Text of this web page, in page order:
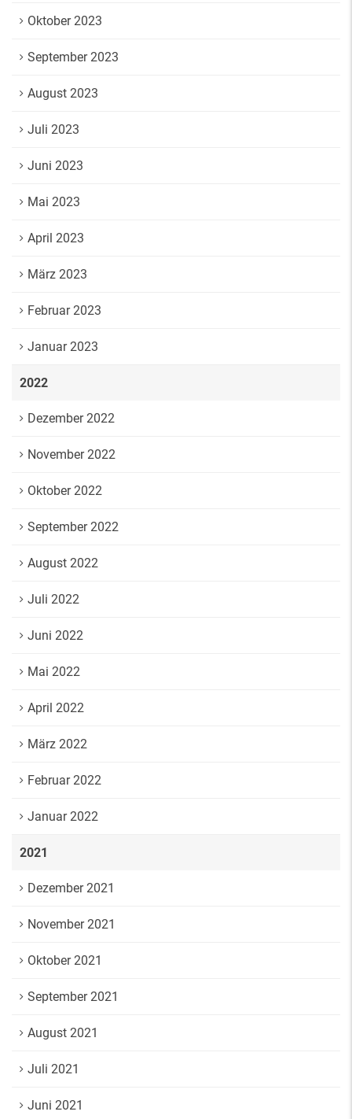
Oktober 2023
September 2023
August 2023
Juli 2023
Juni 2023
Mai 2023
April 2023
März 2023
Februar 2023
Januar 2023
2022
Dezember 2022
November 2022
Oktober 2022
September 2022
August 2022
Juli 2022
Juni 2022
Mai 2022
April 2022
März 2022
Februar 2022
Januar 2022
2021
Dezember 2021
November 2021
Oktober 2021
September 2021
August 2021
Juli 2021
Juni 2021